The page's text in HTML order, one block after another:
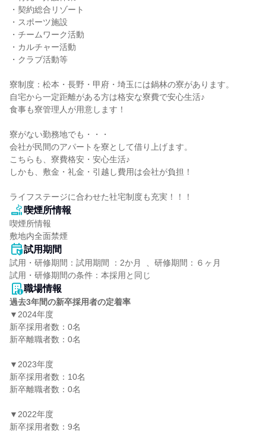
・契約総合リゾート
・スポーツ施設
・チームワーク活動
・カルチャー活動
・クラブ活動等
寮制度：松本・長野・甲府・埼玉には鍋林の寮があります。
自宅から一定距離がある方は格安な寮費で安心生活♪
食事も寮管理人が用意します！
寮がない勤務地でも・・・
会社が民間のアパートを寮として借り上げます。
こちらも、寮費格安・安心生活♪
しかも、敷金・礼金・引越し費用は会社が負担！
ライフステージに合わせた社宅制度も充実！！！
喫煙所情報
喫煙所情報
敷地内全面禁煙
試用期間
試用・研修期間：試用期間 ：2か月  、研修期間：６ヶ月
職場情報
過去3年間の新卒採用者の定着率
▼2024年度
新卒採用者数：0名
新卒離職者数：0名
▼2023年度
新卒採用者数：10名
新卒離職者数：0名
▼2022年度
新卒採用者数：9名